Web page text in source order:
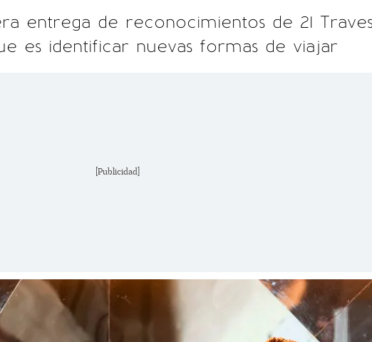
entrega de reconocimientos de 21
es identificar nuevas formas de viajar
[Publicidad]